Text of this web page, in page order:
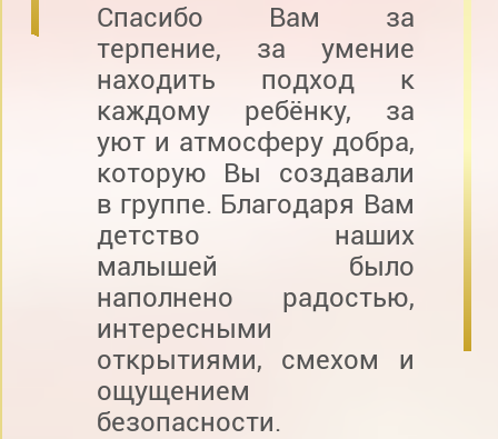
Спасибо Вам за
терпение, за умение
находить подход к
каждому ребёнку, за
уют и атмосферу добра,
которую Вы создавали
в группе. Благодаря Вам
детство наших
малышей было
наполнено радостью,
интересными
открытиями, смехом и
ощущением
безопасности.